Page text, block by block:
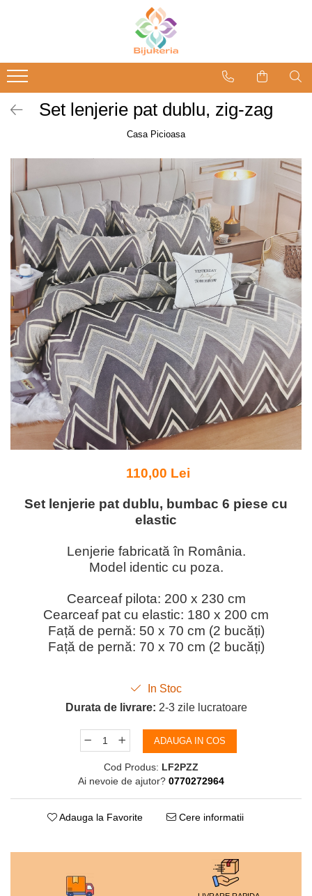
Set lenjerie pat dublu, zig-zag
Casa Picioasa
110,00 Lei
Set lenjerie pat dublu, bumbac 6 piese cu
elastic
Lenjerie fabricată în România.
Model identic cu poza.
Cearceaf pilota: 200 x 230 cm
Cearceaf pat cu elastic: 180 x 200 cm
Față de pernă: 50 x 70 cm (2 bucăți)
Față de pernă: 70 x 70 cm (2 bucăți)
In Stoc
Durata de livrare: 2-3 zile lucratoare
ADAUGA IN COS
Cod Produs: LF2PZZ
Ai nevoie de ajutor? 0770272964
Adauga la Favorite Cere informatii